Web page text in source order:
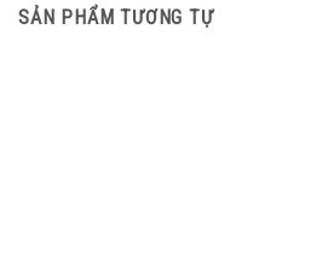
SẢN PHẨM TƯƠNG TỰ